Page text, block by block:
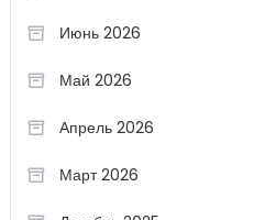
Июнь 2026
Май 2026
Апрель 2026
Март 2026